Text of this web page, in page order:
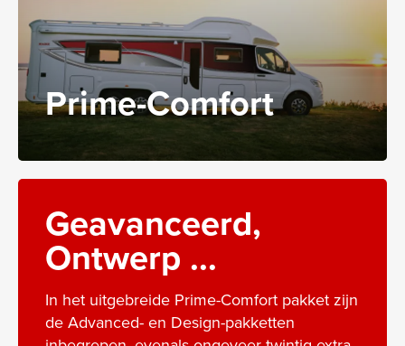
Prime-Comfort
Geavanceerd,
Ontwerp ...
In het uitgebreide Prime-Comfort pakket zijn
de Advanced- en Design-pakketten